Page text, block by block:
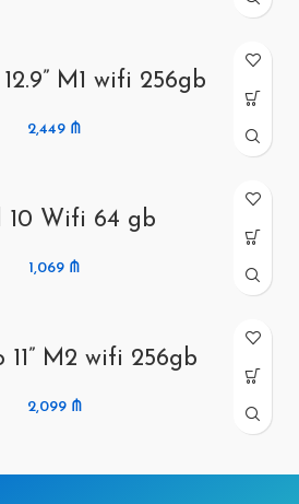
M1 wifi 256gb
2,449 ₼
10 Wifi 64 gb
1,069 ₼
11” M2 wifi 256gb
2,099 ₼